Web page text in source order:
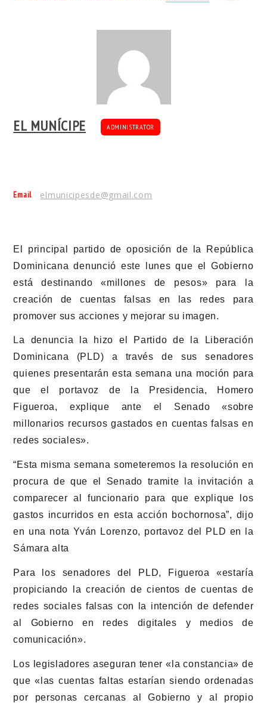
EL MUNÍCIPE ADMINISTRATOR
Email elmunicipesde@gmail.com
El principal partido de oposición de la República
Dominicana denunció este lunes que el Gobierno
está destinando «millones de pesos» para la
creación de cuentas falsas en las redes para
promover sus acciones y mejorar su imagen.
La denuncia la hizo el Partido de la Liberación
Dominicana (PLD) a través de sus senadores
quienes presentarán esta semana una moción para
que el portavoz de la Presidencia, Homero
Figueroa, explique ante el Senado «sobre
millonarios recursos gastados en cuentas falsas en
redes sociales».
“Esta misma semana someteremos la resolución en
procura de que el Senado tramite la invitación a
comparecer al funcionario para que explique los
gastos incurridos en esta acción bochornosa”, dijo
en una nota Yván Lorenzo, portavoz del PLD en la
Sámara alta
Para los senadores del PLD, Figueroa «estaría
propiciando la creación de cientos de cuentas de
redes sociales falsas con la intención de defender
al Gobierno en redes digitales y medios de
comunicación».
Los legisladores aseguran tener «la constancia» de
que «las cuentas faltas estarían siendo ordenadas
por personas cercanas al Gobierno y al propio